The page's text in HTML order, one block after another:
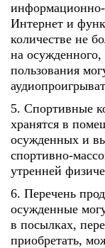
Интернет и
количестве не
на осужденного,
пользования
5. Спортивные
хранятся в
осужденных и
спортивно-
утренней
6. Перечень
осужденные
в посылках,
приобретать,